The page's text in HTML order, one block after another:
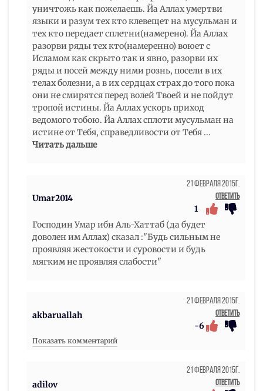
уничтожь как пожелаешь. Йа Аллах умертви
языки и разум тех кто клевещет на мусульман и
тех кто передает сплетни(намерено). Йа Аллах
разорви ряды тех кто(намеренно) воюет с
Исламом как скрыто так и явно, разорви их
ряды и посей между ними рознь, посели в их
телах болезни, а в их сердцах страх до того пока
они не смирятся перед волей Твоей и не пойдут
тропой истины. Йа Аллах ускорь приход
ведомого тобою. Йа Аллах сплоти мусульман на
истине от Тебя, справедливости от Тебя ...
Читать дальше
Umar2014
21 Февраля 2015г.
Ответить
1
Господин Умар ибн Аль-Хаттаб (да будет
доволен им Аллах) сказал :"Будь сильным не
проявляя жестокости и суровости и будь
мягким не проявляя слабости"
akbaruallah
21 Февраля 2015г.
Ответить
-6
Показать комментарий
adilov
21 Февраля 2015г.
Ответить